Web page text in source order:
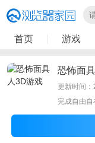
首页 游戏
恐怖面
更新时间
完成自由